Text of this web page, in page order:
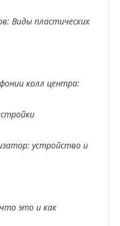
Виды пластических
колл центра:
устройство и
это и как